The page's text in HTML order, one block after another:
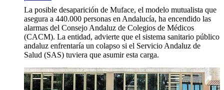
La posible desaparición de Muface, el modelo mutualista que
asegura a 440.000 personas en Andalucía, ha encendido las
alarmas del Consejo Andaluz de Colegios de Médicos
(CACM). La entidad, advierte que el sistema sanitario público
andaluz enfrentaría un colapso si el Servicio Andaluz de
Salud (SAS) tuviera que asumir esta carga.